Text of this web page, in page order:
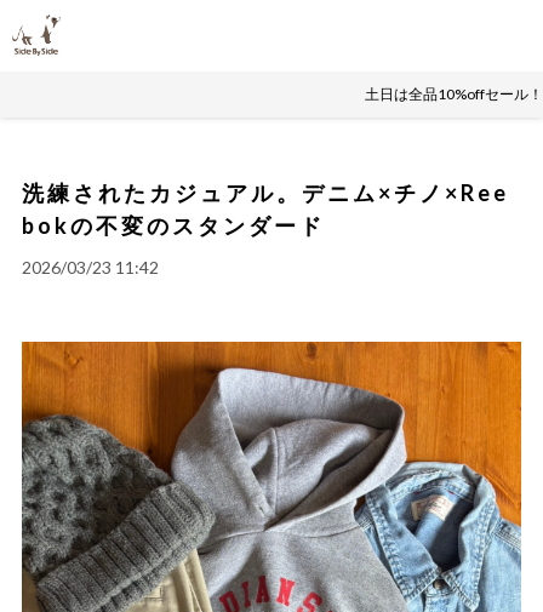
土日は全品10%offセール
洗練されたカジュアル。デニム×チノ×Ree
bokの不変のスタンダード
2026/03/23 11:42